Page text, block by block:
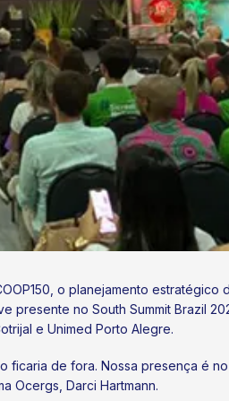
o planejamento estratégico
no South Summit Brazil
e Unimed Porto Alegre.
ficaria de fora. Nossa presença é
Ocergs, Darci Hartmann.